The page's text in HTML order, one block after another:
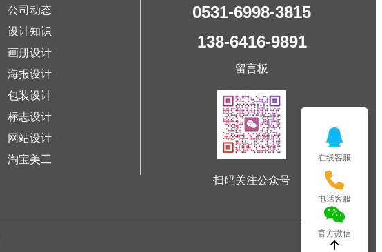
公司动态
设计知识
画册设计
海报设计
包装设计
标志设计
网站设计
淘宝美工
0531-6998-3815
138-6416-9891
留言板
扫码关注公众号
在线客服
电话客服
官方微信